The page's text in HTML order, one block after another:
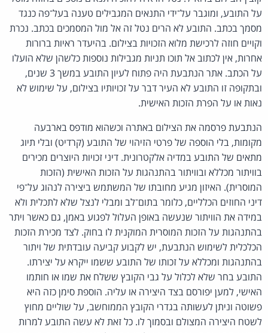
על התובע, ומוגבר על־ידי התנאים המגבילים טענה בעל־פה כנגד
מסמך בכתב. התובע לא הרים נטל זה אל מול המסמכים בכתב. נכרת
וקויים חוזה לרכישת מלוא הזכויות בצילום. בהיעדר ראיות ברורות
אחרות, אין לכתוב אל תוכו תניות מגבילות נוספות כלשהן שלא הועלו
על הכתב. אתר הנתבעת היה פתוח לעיון התובע במשך 3 שנים,
ובתקופה זו התובע לא העיר דבר על זכויותיו בצילום, על שימוש לא
נאות או על הפרת הזכות האישית.
הנתבעת פרסמה את הצילום באתרה וכשהוא מודפס בארבעה
מקומות, בלי הוספה של פרטי הזיהוי של התובע (קרדיט) ובלי תיוג
מתאים של התובע במדיה אלקטרונית. דיני זכויות היוצרים מכירים
בוויתור מכללא ובוויתור בהתנהגות על הזכות האישית (הזכות
המוסרית). האיזון מגיע מחובתו של המשתמש ביצירה לנהוג על־פי
דיני החוזים הכלליים, כלומר בתום־לב ומבלי לנצל שלא לתכלית ולא
במידה את הוויתור שנעשה באופן העלול לפגוע באמן, גם כאשר ויתר
בהתנהגות על הזכות המוסרית המוקנית לו בחוק. לצד מכירת הזכות
הכלכלית לשימוש הנתבעת, יש לקבוע קביעה עובדתית של ויתור
בהתנהגות ומכללא על זכותו של התובע ששמו ייקרא על יצירתו.
התובע בחר שלא לכלול על גבי הקובץ ששלח את שמו או חותמו
האישי, למען יפורסם בצד היצירה או עליה. הוספת סימן כזה היא
פשוטה וניתן לעשותה בגדרי הקובץ הממוחשב, על שוליים מחוץ
לשטח היצירה המצולם ובסמוך לו. כל זאת לא עשה התובע למרות